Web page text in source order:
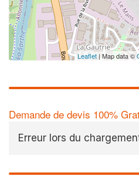
Leaflet | Map data ©
Demande de devis 100%
Erreur lors du